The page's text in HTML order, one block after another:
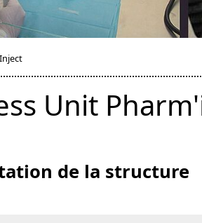
Unit
de la structure